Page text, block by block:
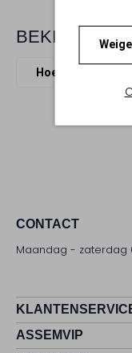
BEKIJK
Hoeden
CONTACT
Maandag - zaterdag
ASSEMVIP